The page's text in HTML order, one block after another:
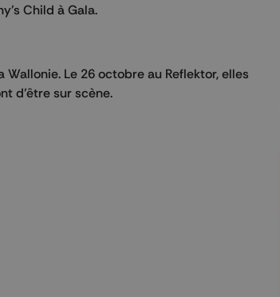
Child à Gala.
Le 26 octobre au Reflektor, elles
d’être sur scène.